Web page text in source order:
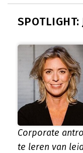
Corporate
te leren van